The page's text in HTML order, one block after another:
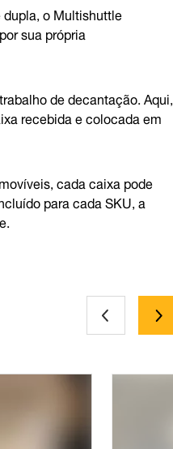
o Multishuttle
sua própria
de decantação. Aqui,
recebida e colocada em
cada caixa pode
para cada SKU, a